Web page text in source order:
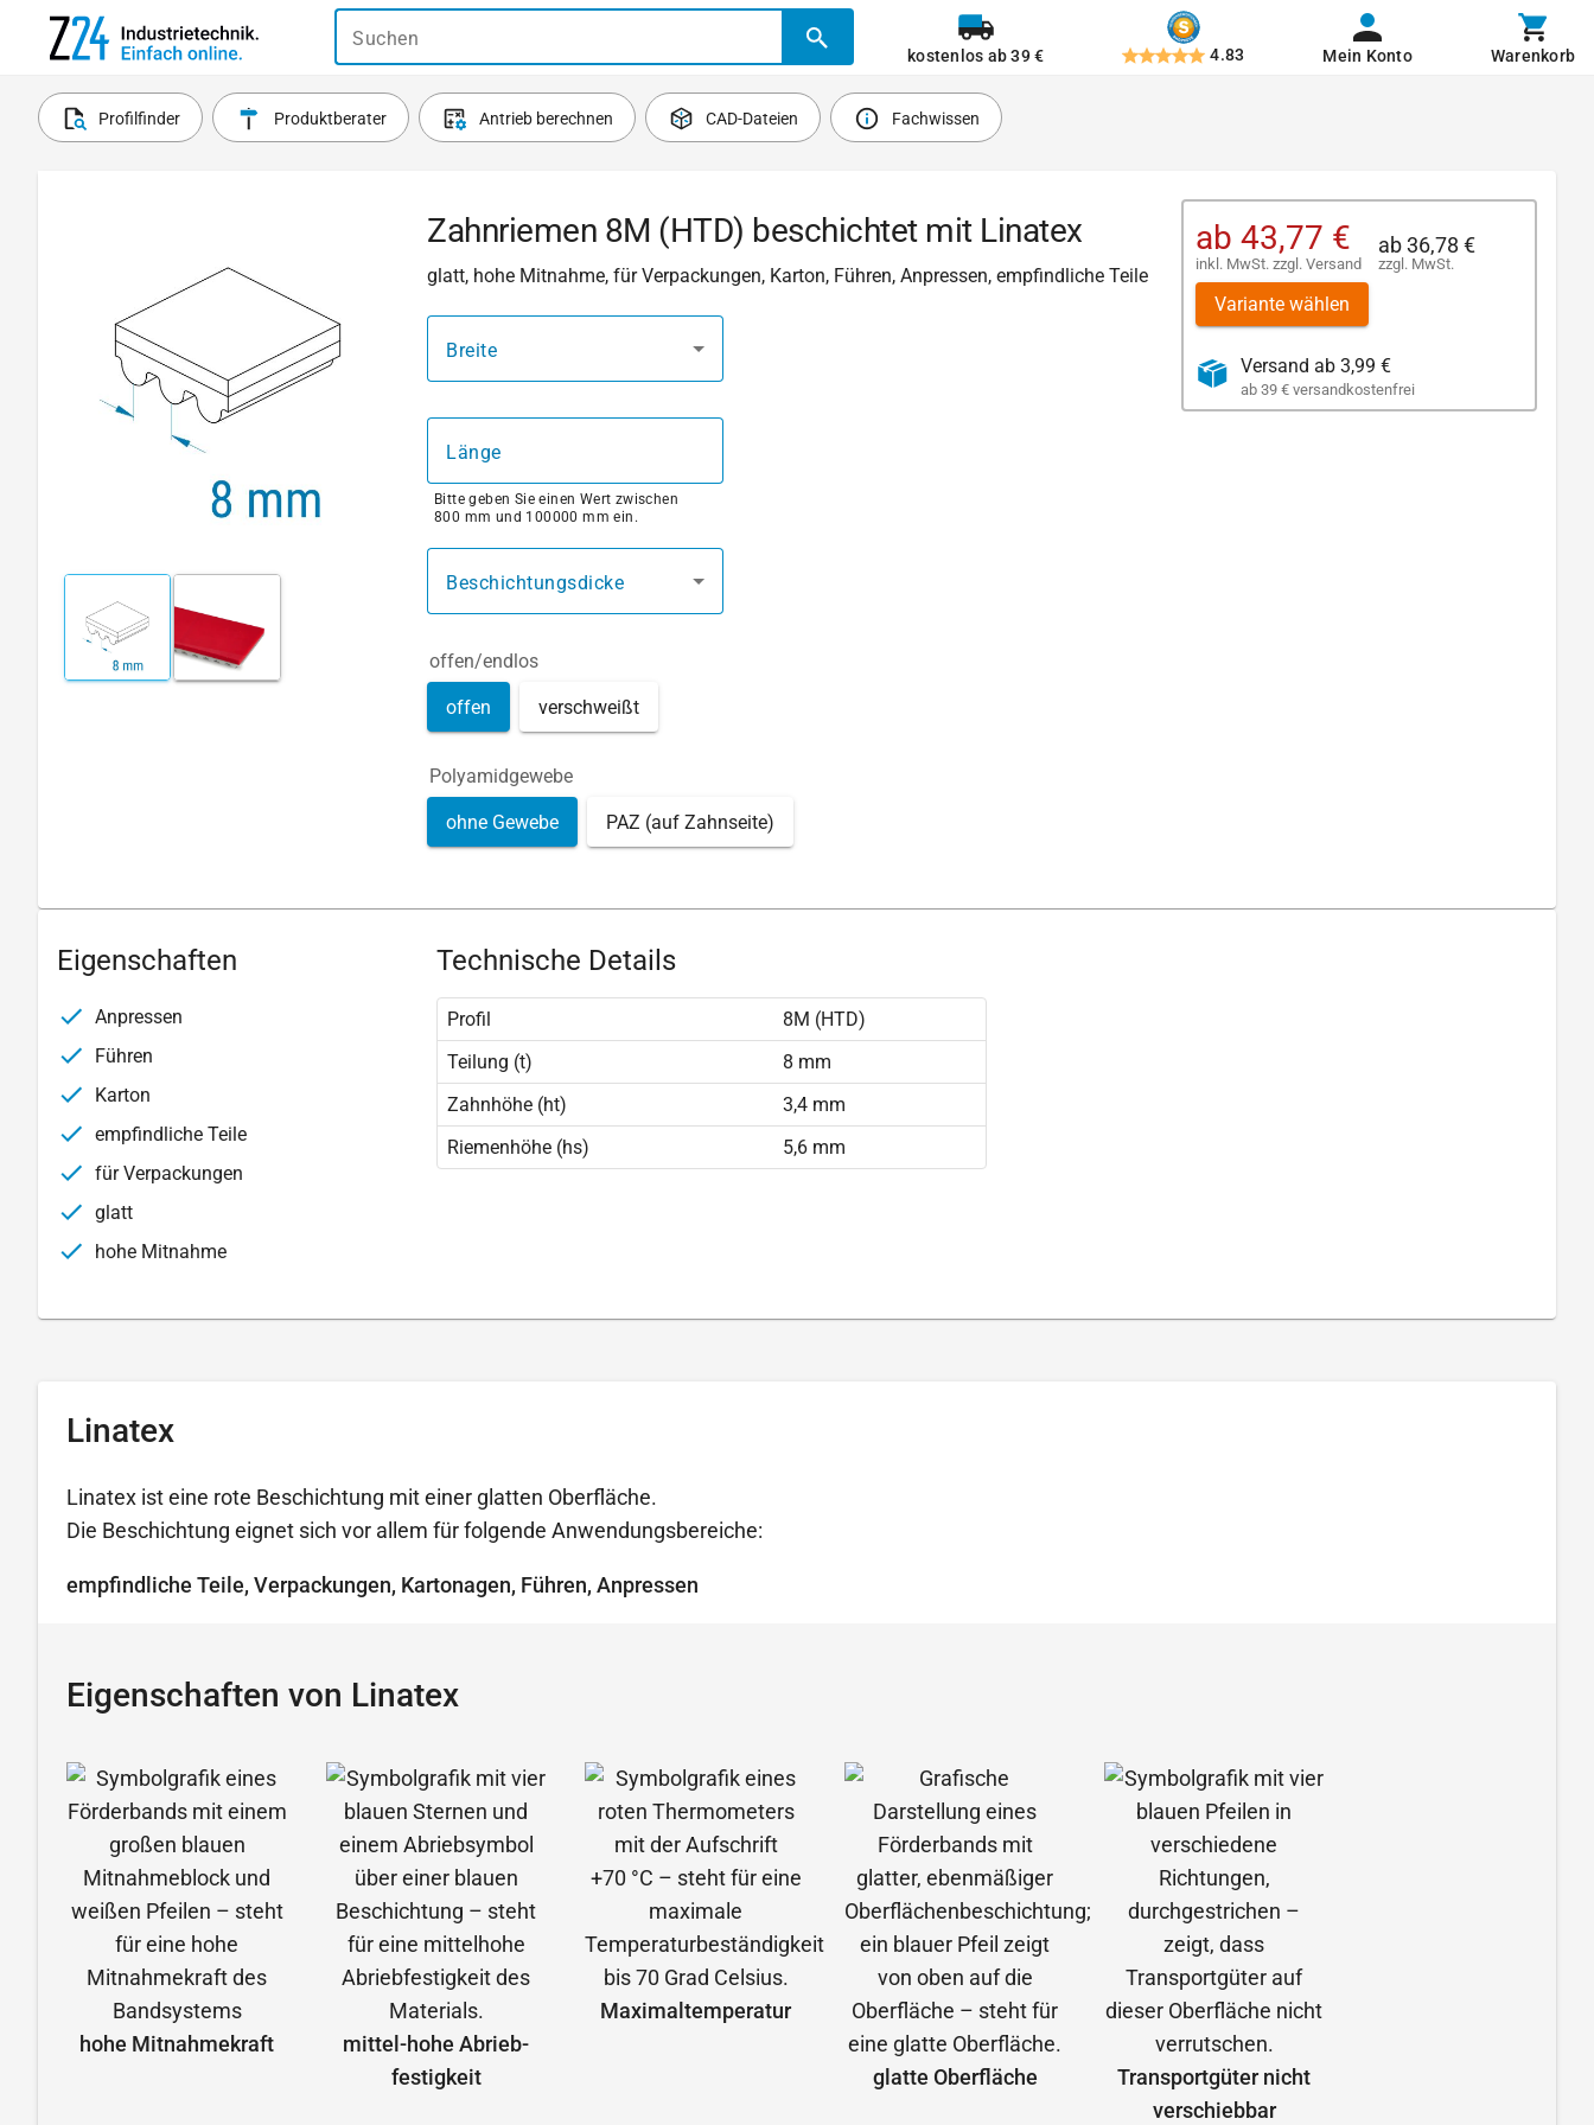
Suchen
kostenlos ab 39 € 4.83 Mein Konto Warenkorb
Profilfinder Produktberater Antrieb berechnen CAD-Dateien Fachwissen
Zahnriemen 8M (HTD) beschichtet mit Linatex
glatt, hohe Mitnahme, für Verpackungen, Karton, Führen, Anpressen, empfindliche Teile
Breite
Länge
Bitte geben Sie einen Wert zwischen
800 mm und 100000 mm ein.
Beschichtungsdicke
offen/endlos
offen verschweißt
Polyamidgewebe
ohne Gewebe PAZ (auf Zahnseite)
ab 43,77 €
inkl. MwSt. zzgl. Versand
ab36,78 €
zzgl. MwSt.
Variante wählen
Versand ab 3,99 €
ab 39 € versandkostenfrei
Eigenschaften
Anpressen
Führen
Karton
empfindliche Teile
für Verpackungen
glatt
hohe Mitnahme
Technische Details
Profil
8M (HTD)
Teilung (t)
8 mm
Zahnhöhe (ht)
3,4 mm
Riemenhöhe (hs)
5,6 mm
Linatex
Linatex ist eine rote Beschichtung mit einer glatten Oberfläche.
Die Beschichtung eignet sich vor allem für folgende Anwendungsbereiche:
empfindliche Teile, Verpackungen, Kartonagen, Führen, Anpressen
Eigenschaften von Linatex
hohe Mitnahmekraft
mittel-hohe Abrieb­
festigkeit
Maximal­temperatur
glatte Oberfläche
Transportgüter nicht
verschiebbar